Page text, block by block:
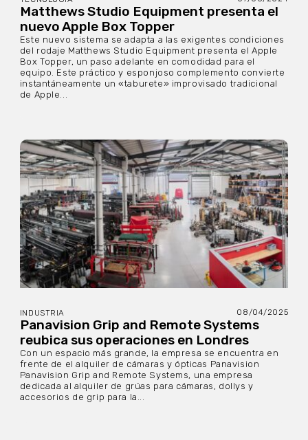
Matthews Studio Equipment presenta el
nuevo Apple Box Topper
Este nuevo sistema se adapta a las exigentes condiciones
del rodaje Matthews Studio Equipment presenta el Apple
Box Topper, un paso adelante en comodidad para el
equipo. Este práctico y esponjoso complemento convierte
instantáneamente un «taburete» improvisado tradicional
de Apple...
INDUSTRIA 08/04/2025
Panavision Grip and Remote Systems
reubica sus operaciones en Londres
Con un espacio más grande, la empresa se encuentra en
frente de el alquiler de cámaras y ópticas Panavision
Panavision Grip and Remote Systems, una empresa
dedicada al alquiler de grúas para cámaras, dollys y
accesorios de grip para la...